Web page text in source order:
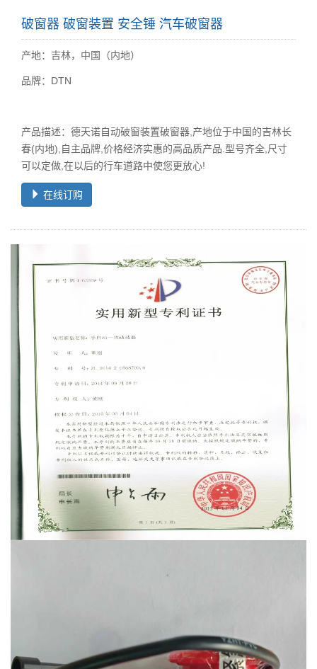
产地：吉林，中国（内地）
品牌：DTN
春(内地),自主品牌,价格经济实惠的高品质产品.型号齐全,尺寸
可以定做,在以后的行车道路中使您更放心!
在线订购